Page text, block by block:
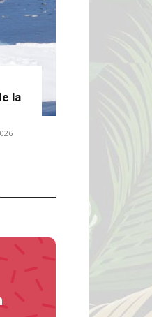
la